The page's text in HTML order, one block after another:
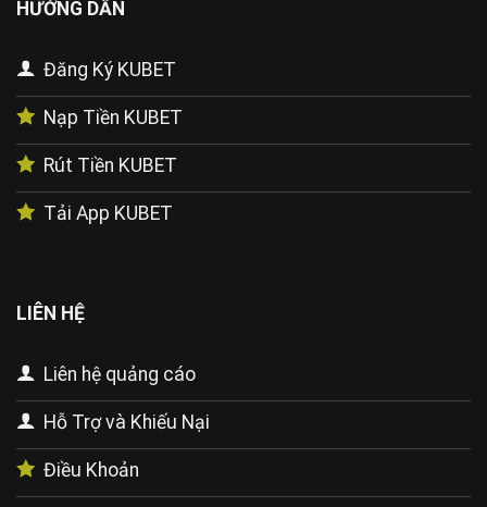
HƯỚNG DẪN
Đăng Ký KUBET
Nạp Tiền KUBET
Rút Tiền KUBET
Tải App KUBET
LIÊN HỆ
Liên hệ quảng cáo
Hỗ Trợ và Khiếu Nại
Điều Khoản